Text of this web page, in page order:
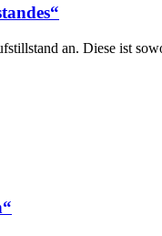
an. Diese ist